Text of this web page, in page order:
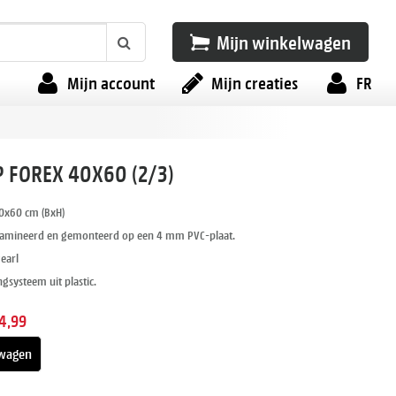
Mijn winkelwagen
FR
Mijn creaties
Mijn account
FOREX 40X60 (2/3)
cm (BxH)
en gemonteerd op een 4 mm PVC-plaat.
uit plastic.